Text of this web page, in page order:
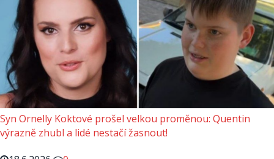
Syn Ornelly Koktové prošel velkou proměnou: Quentin
výrazně zhubl a lidé nestačí žasnout!